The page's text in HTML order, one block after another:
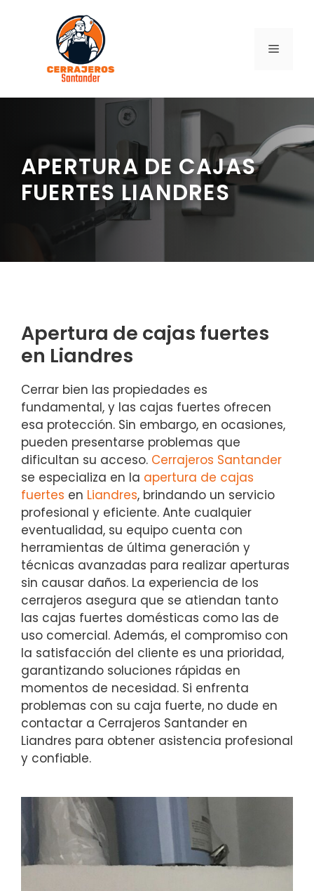
contenido
MENÚ
APERTURA DE CAJAS
FUERTES LIANDRES
Apertura de cajas fuertes
en Liandres
Cerrar bien las propiedades es
fundamental, y las cajas fuertes ofrecen
esa protección. Sin embargo, en ocasiones,
pueden presentarse problemas que
dificultan su acceso. Cerrajeros Santander
se especializa en la apertura de cajas
fuertes en Liandres, brindando un servicio
profesional y eficiente. Ante cualquier
eventualidad, su equipo cuenta con
herramientas de última generación y
técnicas avanzadas para realizar aperturas
sin causar daños. La experiencia de los
cerrajeros asegura que se atiendan tanto
las cajas fuertes domésticas como las de
uso comercial. Además, el compromiso con
la satisfacción del cliente es una prioridad,
garantizando soluciones rápidas en
momentos de necesidad. Si enfrenta
problemas con su caja fuerte, no dude en
contactar a Cerrajeros Santander en
Liandres para obtener asistencia profesional
y confiable.